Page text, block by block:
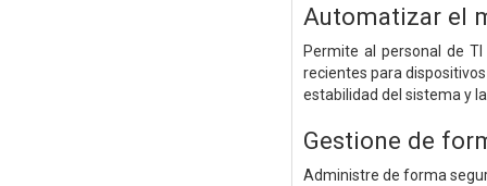
Automatizar el
Permite al personal de
recientes para
estabilidad del sistema y
Gestione de
Administre de forma